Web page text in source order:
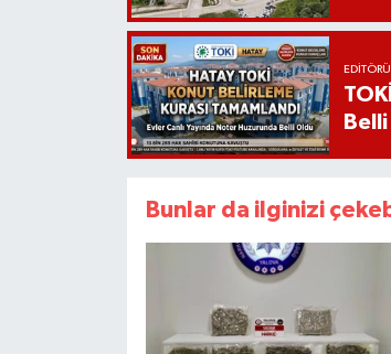
Bunlar da ilginizi